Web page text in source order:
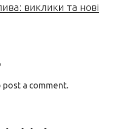
виклики та нові
post a comment.